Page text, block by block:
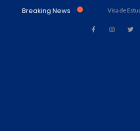
Breaking News
Visa de Trabajo – Acuerdo Marrakech (Ley No. 23 de 15 de julio de 1997) – Panamá Visa de Estudiante – Panamá